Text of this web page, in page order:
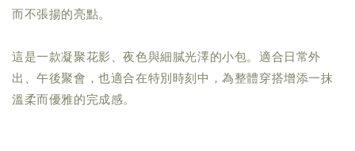
而不張揚的亮點。
這是一款凝聚花影、夜色與細膩光澤的小包。適合日常外
出、午後聚會，也適合在特別時刻中，為整體穿搭增添一抹
溫柔而優雅的完成感。